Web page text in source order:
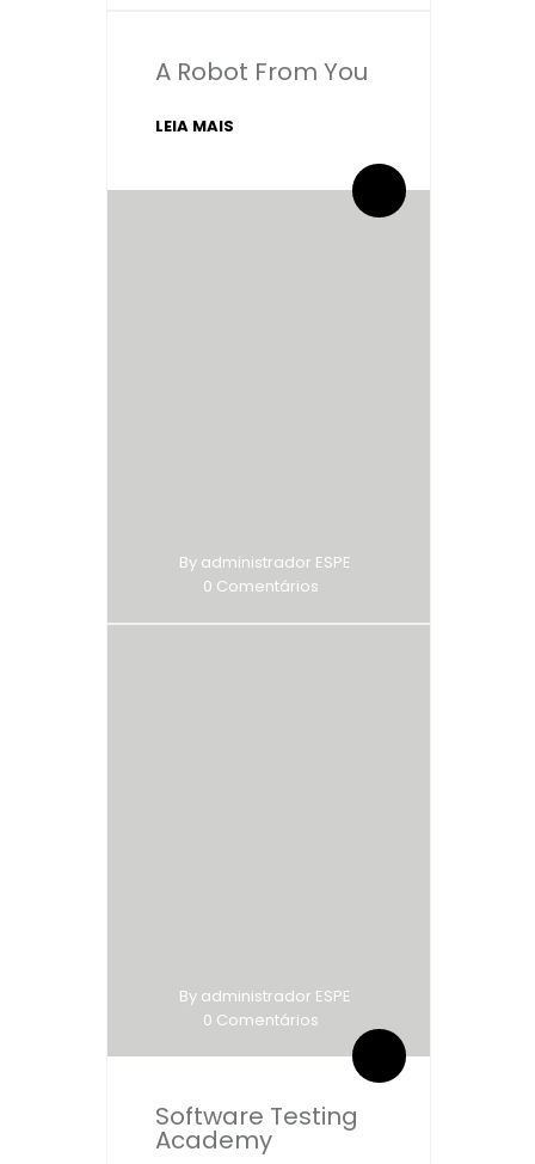
A Robot From You
LEIA MAIS
By administrador ESPE
0 Comentários
By administrador ESPE
0 Comentários
Software Testing
Academy